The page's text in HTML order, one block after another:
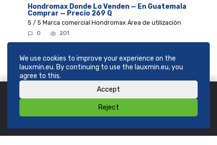
We use cookies to improve your experience on the
lauxmin.eu. By continuing to use the lauxmin.eu, you
agree to this.
Accept
Reject
Hondromax Donde Lo Venden — En Guatemala
Comprar — Precio 269 Q
5 / 5 Marca comercial Hondromax Área de utilización
0 201